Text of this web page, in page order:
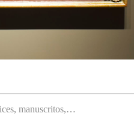
manuscritos,…